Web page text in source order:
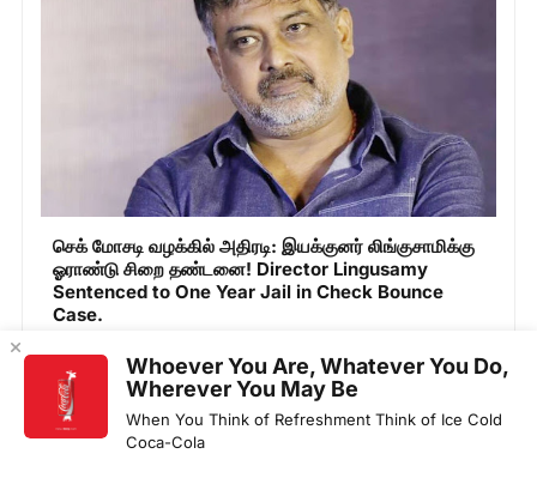
செக் மோசடி வழக்கில் அதிரடி: இயக்குனர் லிங்குசாமிக்கு
ஓராண்டு சிறை தண்டனை! Director Lingusamy
Sentenced to One Year Jail in Check Bounce
Case.
Whoever You Are, Whatever You Do,
Wherever You May Be
When You Think of Refreshment Think of Ice Cold
Coca-Cola